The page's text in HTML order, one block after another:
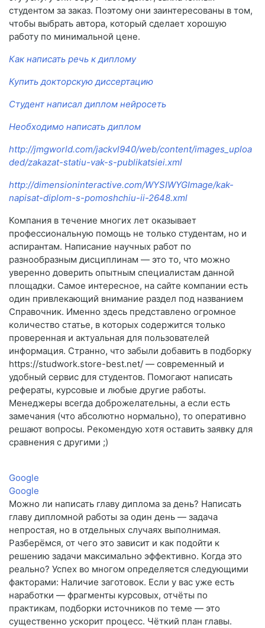
студентом за заказ. Поэтому они заинтересованы в том,
чтобы выбрать автора, который сделает хорошую
работу по минимальной цене.
Как написать речь к диплому
Купить докторскую диссертацию
Студент написал диплом нейросеть
Необходимо написать диплом
http://jmgworld.com/jackvl940/web/content/images_uploa
ded/zakazat-statiu-vak-s-publikatsiei.xml
http://dimensioninteractive.com/WYSIWYGImage/kak-
napisat-diplom-s-pomoshchiu-ii-2648.xml
Компания в течение многих лет оказывает
профессиональную помощь не только студентам, но и
аспирантам. Написание научных работ по
разнообразным дисциплинам — это то, что можно
уверенно доверить опытным специалистам данной
площадки. Самое интересное, на сайте компании есть
один привлекающий внимание раздел под названием
Справочник. Именно здесь представлено огромное
количество статье, в которых содержится только
проверенная и актуальная для пользователей
информация. Странно, что забыли добавить в подборку
https://studwork.store-best.net/ — современный и
удобный сервис для студентов. Помогают написать
рефераты, курсовые и любые другие работы.
Менеджеры всегда доброжелательны, а если есть
замечания (что абсолютно нормально), то оперативно
решают вопросы. Рекомендую хотя оставить заявку для
сравнения с другими ;)
Google
Google
Можно ли написать главу диплома за день? Написать
главу дипломной работы за один день — задача
непростая, но в отдельных случаях выполнимая.
Разберёмся, от чего это зависит и как подойти к
решению задачи максимально эффективно. Когда это
реально? Успех во многом определяется следующими
факторами: Наличие заготовок. Если у вас уже есть
наработки — фрагменты курсовых, отчёты по
практикам, подборки источников по теме — это
существенно ускорит процесс. Чёткий план главы.